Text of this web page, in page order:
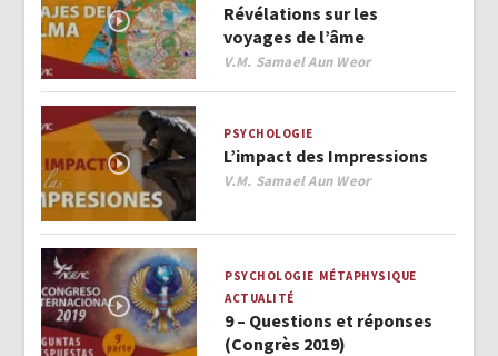
Révélations sur les
voyages de l’âme
Author
V.M. Samael Aun Weor
PSYCHOLOGIE
L’impact des Impressions
Author
V.M. Samael Aun Weor
PSYCHOLOGIE MÉTAPHYSIQUE
ACTUALITÉ
9 – Questions et réponses
(Congrès 2019)